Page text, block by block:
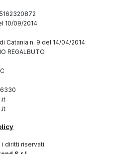
10/09/2014
Catania n. 9 del 14/04/2014
REGALBUTO
diritti riservati